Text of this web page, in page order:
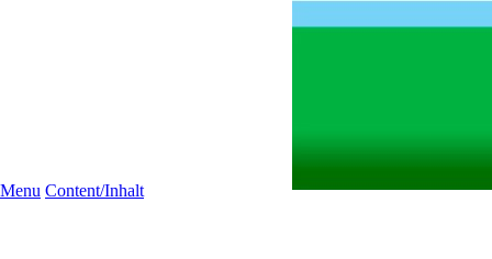
Menu Content/Inhalt